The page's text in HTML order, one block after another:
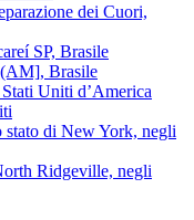
dei Cuori,
SP, Brasile
(AM], Brasile
Uniti d’America
stato di New York, negli
Ridgeville, negli